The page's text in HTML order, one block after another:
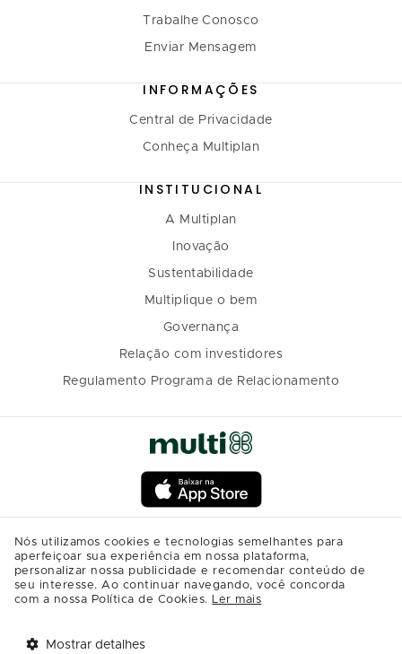
Trabalhe Conosco
Enviar Mensagem
INFORMAÇÕES
Central de Privacidade
Conheça Multiplan
INSTITUCIONAL
A Multiplan
Inovação
Sustentabilidade
Multiplique o bem
Governança
Relação com investidores
Regulamento Programa de Relacionamento
Nós utilizamos cookies e tecnologias semelhantes para
aperfeiçoar sua experiência em nossa plataforma,
personalizar nossa publicidade e recomendar conteúdo de
seu interesse. Ao continuar navegando, você concorda
com a nossa Política de Cookies. Ler mais
Mostrar detalhes